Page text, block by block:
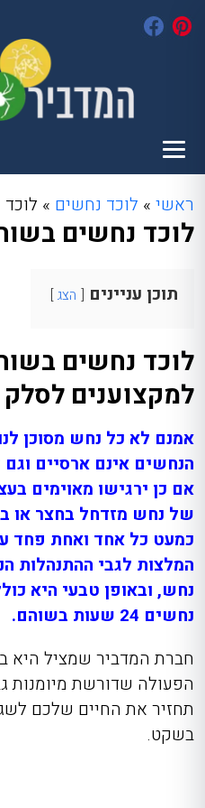
ראשי » לוכד נחשים »
לוכד נחשים
תוכן עניינים הצג
לוכד נחשים
למקצוענים
אמנם לא כל נחש מסוכן
הנחשים אינם ארסיים
אם כן ירגישו מאוימים
של נחש מזדחל בחצר או
כמעט כל אחד ואחת פחד
המלצות לגבי ההתנהלות
נחש, ובאופן טבעי היא
נחשים 24 שעות בשוה
ם.
חברת המדביר שמציל היא
הפעולה שדורשת מיומנות
תחזיר את החיים שלכם
בשקט.